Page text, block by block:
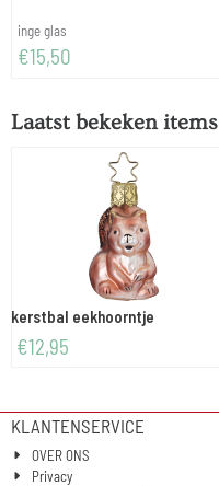
Merk:
inge glas
Prijs: 15,50
€15,50
Laatst bekeken items
kerstbal eekhoorntje
€12,95
KLANTENSERVICE
OVER ONS
Privacy